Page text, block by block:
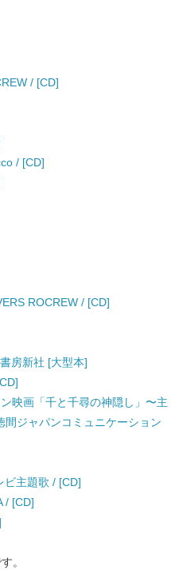
/ [CD]
/ [CD]
ROCREW / [CD]
房新社 [大型本]
映画「千と千尋の神隠し」〜主
ジャパンコミュニケーション
ビ主題歌 / [CD]
/ [CD]
。